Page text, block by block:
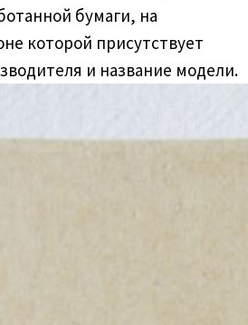
бумаги, на
которой присутствует
и название модели.